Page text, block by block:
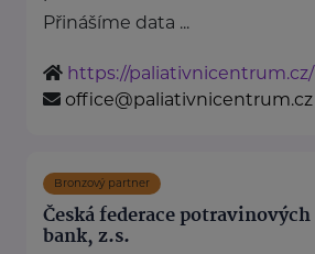
Přinášíme data ...
https://paliativnicentrum.cz/
office@paliativnicentrum.cz
Bronzový partner
Česká federace potravinových
bank, z.s.